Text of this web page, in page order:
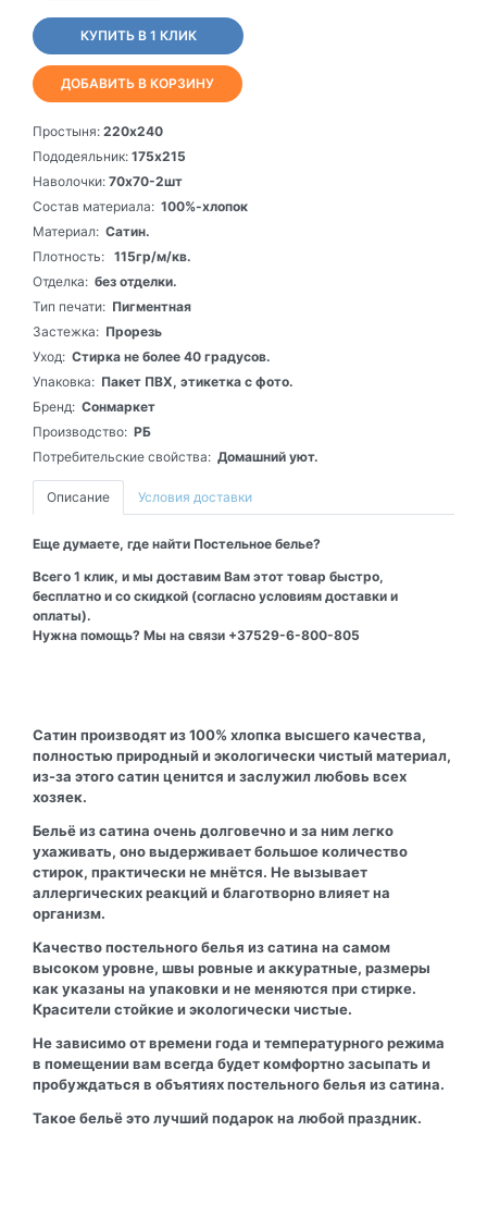
КУПИТЬ В 1 КЛИК
ДОБАВИТЬ В КОРЗИНУ
Простыня: 220х240
Пододеяльник: 175х215
Наволочки: 70х70-2шт
Состав материала: 100%-хлопок
Материал: Сатин.
Плотность: 115гр/м/кв.
Отделка: без отделки.
Тип печати: Пигментная
Застежка: Прорезь
Уход: Стирка не более 40 градусов.
Упаковка: Пакет ПВХ, этикетка с фото.
Бренд: Сонмаркет
Производство: РБ
Потребительские свойства: Домашний уют.
Описание Условия доставки
Еще думаете, где найти Постельное белье?
Всего 1 клик, и мы доставим Вам этот товар быстро,
бесплатно и со скидкой (согласно условиям доставки и
оплаты).
Нужна помощь? Мы на связи +37529-6-800-805
Сатин производят из 100% хлопка высшего качества,
полностью природный и экологически чистый материал,
из-за этого сатин ценится и заслужил любовь всех
хозяек.
Бельё из сатина очень долговечно и за ним легко
ухаживать, оно выдерживает большое количество
стирок, практически не мнётся. Не вызывает
аллергических реакций и благотворно влияет на
организм.
Качество постельного белья из сатина на самом
высоком уровне, швы ровные и аккуратные, размеры
как указаны на упаковки и не меняются при стирке.
Красители стойкие и экологически чистые.
Не зависимо от времени года и температурного режима
в помещении вам всегда будет комфортно засыпать и
пробуждаться в объятиях постельного белья из сатина.
Такое бельё это лучший подарок на любой праздник.